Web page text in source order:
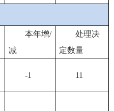
本年增/
减
处理决
定数量
-1 11